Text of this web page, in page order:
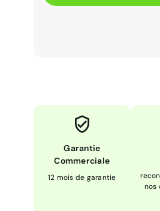
Garantie
Commerciale
12 mois de garantie
nos